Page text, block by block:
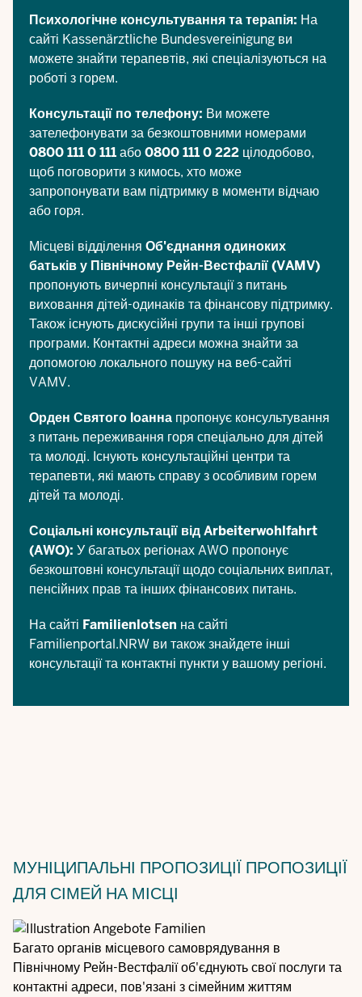
Психологічне консультування та терапія: На
сайті Kassenärztliche Bundesvereinigung ви
можете знайти терапевтів, які спеціалізуються на
роботі з горем.
Консультації по телефону: Ви можете
зателефонувати за безкоштовними номерами
0800 111 0 111або0800 111 0 222 цілодобово,
щоб поговорити з кимось, хто може
запропонувати вам підтримку в моменти відчаю
або горя.
Місцеві відділення Об'єднання одиноких
батьків у Північному Рейн-Вестфалії(VAMV)
пропонують вичерпні консультації з питань
виховання дітей-одинаків та фінансову підтримку.
Також існують дискусійні групи та інші групові
програми. Контактні адреси можна знайти за
допомогоюлокального пошуку на веб-сайті
VAMV.
Орден Святого Іоанна пропонує консультування
з питань переживання горя спеціально для дітей
та молоді. Існують консультаційні центри та
терапевти, які мають справу з особливим горем
дітей та молоді.
Соціальні консультації від Arbeiterwohlfahrt
(AWO): У багатьох регіонах AWO пропонує
безкоштовні консультації щодо соціальних виплат,
пенсійних прав та інших фінансових питань.
На сайті Familienlotsen на сайті
Familienportal.NRW ви також знайдете інші
консультації та контактні пункти у вашому регіоні.
МУНІЦИПАЛЬНІ ПРОПОЗИЦІЇ ПРОПОЗИЦІЇ
ДЛЯ СІМЕЙ НА МІСЦІ
Багато органів місцевого самоврядування в
Північному Рейн-Вестфалії об'єднують свої послуги та
контактні адреси, пов'язані з сімейним життям